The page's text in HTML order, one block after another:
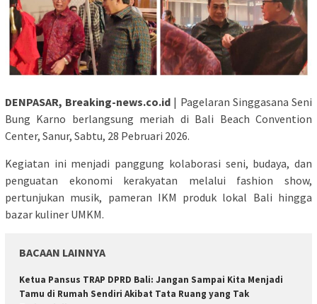
DENPASAR, Breaking-news.co.id | Pagelaran Singgasana Seni
Bung Karno berlangsung meriah di Bali Beach Convention
Center, Sanur, Sabtu, 28 Pebruari 2026.
Kegiatan ini menjadi panggung kolaborasi seni, budaya, dan
penguatan ekonomi kerakyatan melalui fashion show,
pertunjukan musik, pameran IKM produk lokal Bali hingga
bazar kuliner UMKM.
BACAAN LAINNYA
Ketua Pansus TRAP DPRD Bali: Jangan Sampai Kita Menjadi
Tamu di Rumah Sendiri Akibat Tata Ruang yang Tak